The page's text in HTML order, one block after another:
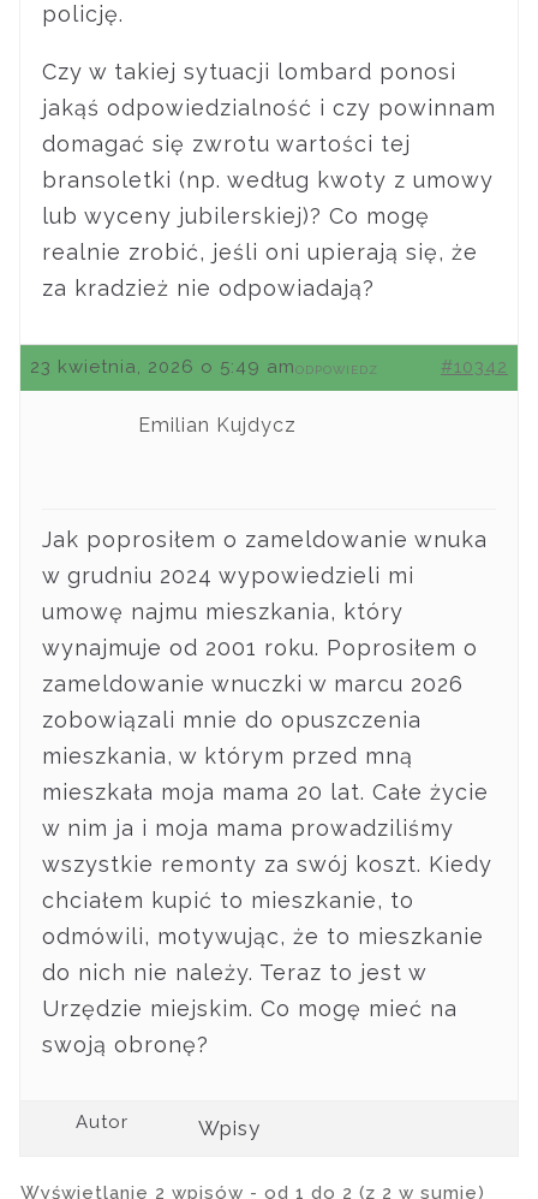
policję.
Czy w takiej sytuacji lombard ponosi
jakąś odpowiedzialność i czy powinnam
domagać się zwrotu wartości tej
bransoletki (np. według kwoty z umowy
lub wyceny jubilerskiej)? Co mogę
realnie zrobić, jeśli oni upierają się, że
za kradzież nie odpowiadają?
23 kwietnia, 2026 o 5:49 am #10342
ODPOWIEDZ
Emilian Kujdycz
Jak poprosiłem o zameldowanie wnuka
w grudniu 2024 wypowiedzieli mi
umowę najmu mieszkania, który
wynajmuje od 2001 roku. Poprosiłem o
zameldowanie wnuczki w marcu 2026
zobowiązali mnie do opuszczenia
mieszkania, w którym przed mną
mieszkała moja mama 20 lat. Całe życie
w nim ja i moja mama prowadziliśmy
wszystkie remonty za swój koszt. Kiedy
chciałem kupić to mieszkanie, to
odmówili, motywując, że to mieszkanie
do nich nie należy. Teraz to jest w
Urzędzie miejskim. Co mogę mieć na
swoją obronę?
Autor Wpisy
Wyświetlanie 2 wpisów - od 1 do 2 (z 2 w sumie)